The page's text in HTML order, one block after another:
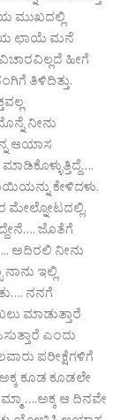
ಮುಖದಲ್ಲಿ
ಛಾಯೆ ಮನೆ
ಹೀಗೆ
ತಿಳಿದಿತ್ತು.
ನೀನು
ಆಯಾಸ
ಕೇಳಿದಳು.
ಮೇಲ್ನೋಟದಲ್ಲಿ,
ಜೊತೆಗೆ
ಅದಿರಲಿ ನೀನು
ಇಲ್ಲಿ
ನನಗೆ
ಮಾಡುತ್ತಾರೆ
ಎಂದು
ಪರೀಕ್ಷೆಗಳಿಗೆ
ಕೂಡ ಕೂಡಲೇ
….ಅಕ್ಕ ಆ ದಿನವೇ